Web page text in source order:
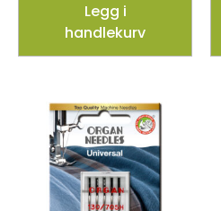
Legg i
handlekurv